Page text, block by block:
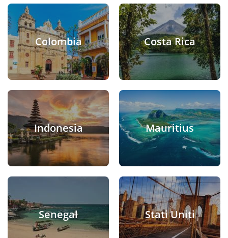
Colombia Costa Rica
Indonesia Mauritius
Senegal Stati Uniti